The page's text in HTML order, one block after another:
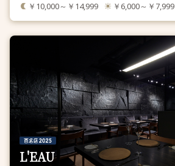
￥10,000～￥14,999 ￥6,000～￥7,999
L'EAU